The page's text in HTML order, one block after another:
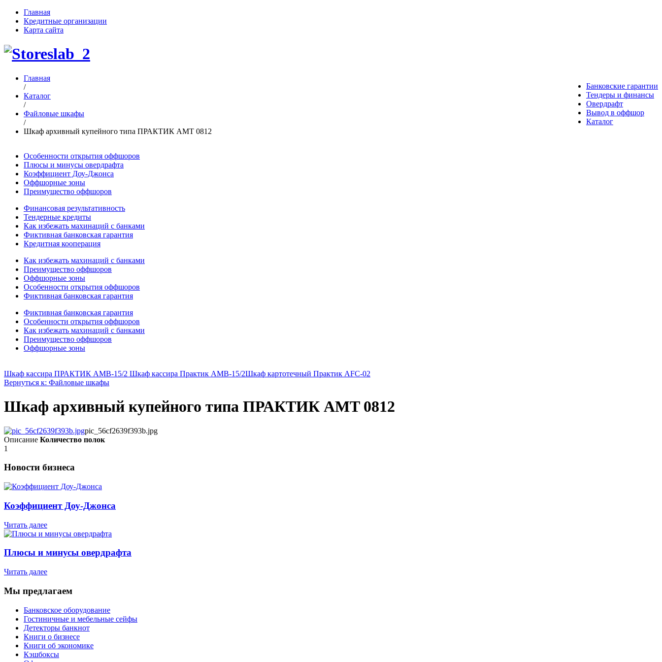
Главная
Кредитные организации
Карта сайта
Банковские гарантии
Тендеры и финансы
Овердрафт
Вывод в оффшор
Каталог
Главная
/
Каталог
/
Файловые шкафы
/
Шкаф архивный купейного типа ПРАКТИК AMT 0812
Особенности открытия оффшоров
Плюсы и минусы овердрафта
Коэффициент Доу-Джонса
Оффшорные зоны
Преимущество оффшоров
Финансовая результативность
Тендерные кредиты
Как избежать махинаций с банками
Фиктивная банковская гарантия
Кредитная кооперация
Как избежать махинаций с банками
Преимущество оффшоров
Оффшорные зоны
Особенности открытия оффшоров
Фиктивная банковская гарантия
Фиктивная банковская гарантия
Особенности открытия оффшоров
Как избежать махинаций с банками
Преимущество оффшоров
Оффшорные зоны
Шкаф кассира ПРАКТИК АМВ-15/2 Шкаф кассира Практик AMB-15/2Шкаф картотечный Практик AFC-02
Вернуться к: Файловые шкафы
Шкаф архивный купейного типа ПРАКТИК AMT 0812
pic_56cf2639f393b.jpg
Описание Количество полок
1
Новости бизнеса
Коэффициент Доу-Джонса
Читать далее
Плюсы и минусы овердрафта
Читать далее
Мы предлагаем
Банковское оборудование
Гостиничные и мебельные сейфы
Детекторы банкнот
Книги о бизнесе
Книги об экономике
Кэшбоксы